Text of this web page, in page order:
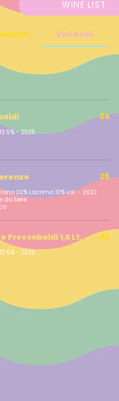
Vini Rosè
24
20% Lacrima 13% vol. - 2022
da bere
Ottimo anche leggermente fresco
26
Frescobaldi 1,5 Lt. 65
WINE LIST